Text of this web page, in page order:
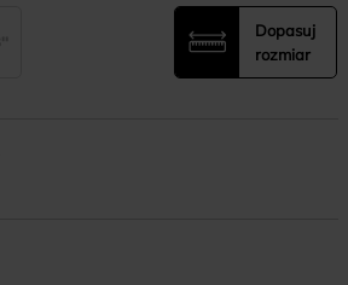
Dopasuj
rozmiar